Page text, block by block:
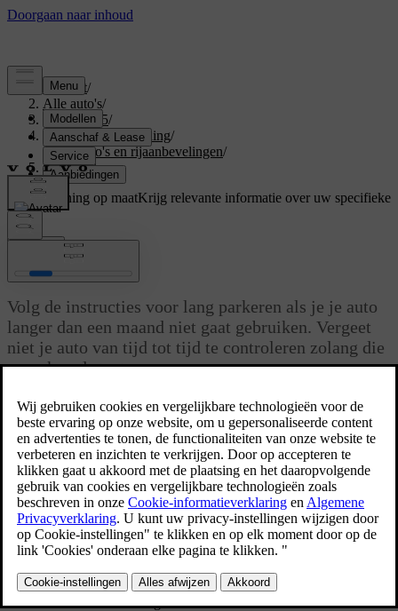
Support/
Alle auto's/
EX40 2025/
Gebruikershandleiding/
Scenario's en rijaanbevelingen/
Lang parkeren
Ondersteuning op maatKrijg relevante informatie over uw specifieke
auto.
Bijgewerkt 16-04-2025
Lang parkeren
Volg de instructies voor lang parkeren als je je auto
langer dan een maand niet gaat gebruiken. Vergeet
niet je auto van tijd tot tijd te controleren zolang die
geparkeerd staat.
Voorbereidingen lang parkeren
Wanneer je je auto langer dan een maand laat staan, is het
aanbevolen accuniveau 40-60%. Gebruik of laad de auto op om
het aanbevolen niveau te bereiken.
Als je de auto langer dan drie maanden geparkeerd laat staan, is
het aan te raden om de stekker in het stopcontact te laten zitten.
Dat is beter voor de accu.
Controleer en pas de bandenspanning aan het aanbevolen niveau
aan.
Kies een koele, beschutte plek. Een omgeving met gecontroleerde
en consistente omstandigheden wordt aanbevolen.